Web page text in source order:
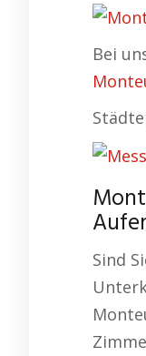
Bei
Sind